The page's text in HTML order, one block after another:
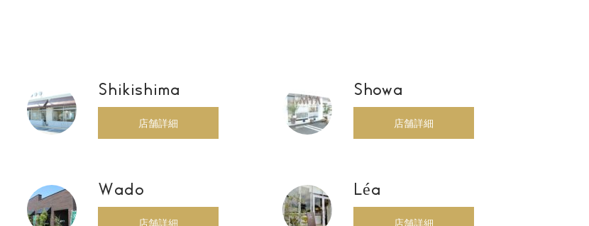
Shikishima
店舗詳細
Showa
店舗詳細
Wado
店舗詳細
Léa
店舗詳細